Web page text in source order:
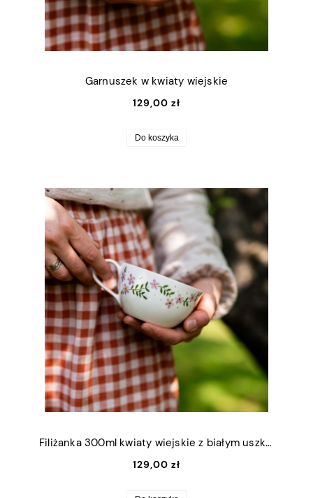
Garnuszek w kwiaty wiejskie
129,00 zł
Do koszyka
Filiżanka 300ml kwiaty wiejskie z białym uszkiem
129,00 zł